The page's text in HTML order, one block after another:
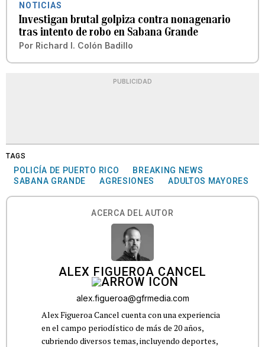
NOTICIAS
Investigan brutal golpiza contra nonagenario
tras intento de robo en Sabana Grande
Por Richard I. Colón Badillo
PUBLICIDAD
TAGS
POLICÍA DE PUERTO RICO
BREAKING NEWS
SABANA GRANDE
AGRESIONES ADULTOS MAYORES
ACERCA DEL AUTOR
ALEX FIGUEROA CANCEL
alex.figueroa@gfrmedia.com
Alex Figueroa Cancel cuenta con una experiencia
en el campo periodístico de más de 20 años,
cubriendo diversos temas, incluyendo deportes,